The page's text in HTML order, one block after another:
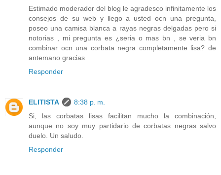
Estimado moderador del blog le agradesco infinitamente los
consejos de su web y llego a usted ocn una pregunta,
poseo una camisa blanca a rayas negras delgadas pero si
notorias , mi pregunta es ¿seria o mas bn , se veria bn
combinar ocn una corbata negra completamente lisa? de
antemano gracias
Responder
ELITISTA
8:38 p. m.
Si, las corbatas lisas facilitan mucho la combinación,
aunque no soy muy partidario de corbatas negras salvo
duelo. Un saludo.
Responder